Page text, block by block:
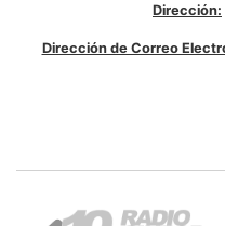
Dirección:
Dirección de Correo